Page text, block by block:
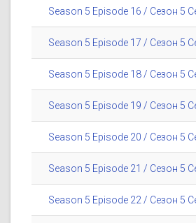
Season 5 Episode 16 / Сезон 5
Season 5 Episode 17 / Сезон 5
Season 5 Episode 18 / Сезон 5
Season 5 Episode 19 / Сезон 5
Season 5 Episode 20 / Сезон 5
Season 5 Episode 21 / Сезон 5
Season 5 Episode 22 / Сезон 5